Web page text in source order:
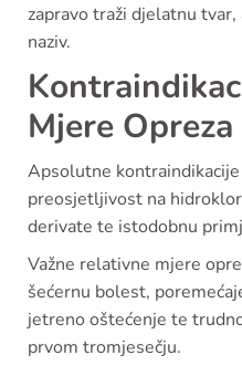
zapravo traži djelatnu
naziv.
Mjere Opreza
Apsolutne
preosjetljivost na
derivate te istodobnu
Važne relativne mjere
šećernu bolest,
jetreno oštećenje te
prvom tromjesečju.